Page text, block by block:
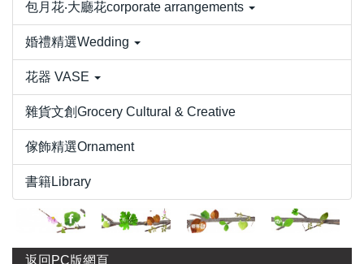
包月花‧大廳花corporate arrangements
婚禮精選Wedding
花器 VASE
雜貨文創Grocery Cultural & Creative
傢飾精選Ornament
書籍Library
返回PC版網頁